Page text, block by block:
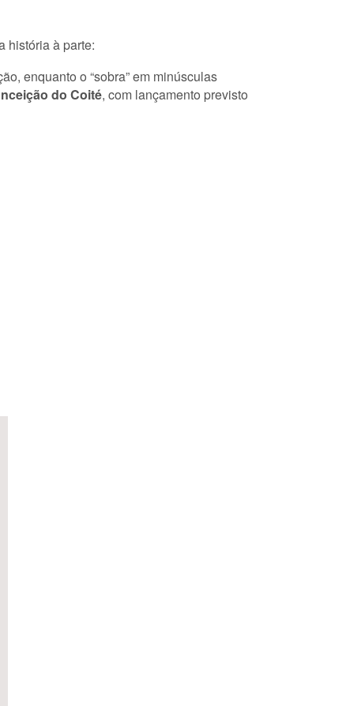
história à parte:
enquanto o “sobra” em minúsculas
do Coité, com lançamento previsto